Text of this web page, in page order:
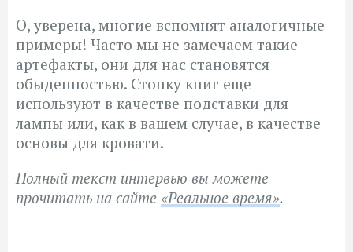
О, уверена, многие вспомнят аналогичные
примеры! Часто мы не замечаем такие
артефакты, они для нас становятся
обыденностью. Стопку книг еще
используют в качестве подставки для
лампы или, как в вашем случае, в качестве
основы для кровати.
Полный текст интервью вы можете
прочитать на сайте «Реальное время».